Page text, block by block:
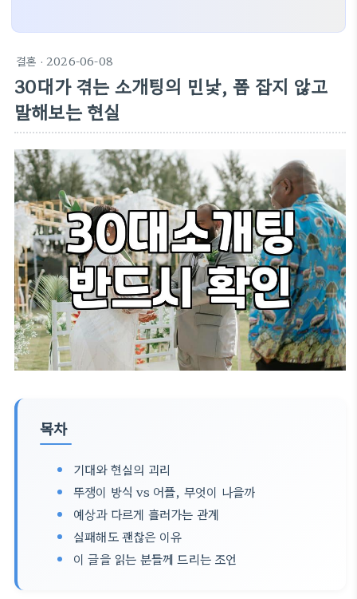
결혼 · 2026-06-08
30대가 겪는 소개팅의 민낯, 폼 잡지 않고
말해보는 현실
목차
기대와 현실의 괴리
뚜쟁이 방식 vs 어플, 무엇이 나을까
예상과 다르게 흘러가는 관계
실패해도 괜찮은 이유
이 글을 읽는 분들께 드리는 조언